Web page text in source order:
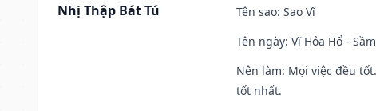
Nhị Thập Bát Tú Tên sao: Sao Vĩ
Tên ngày: Vĩ Hỏa Hổ -
Nên làm: Mọi việc đều
tốt nhất.